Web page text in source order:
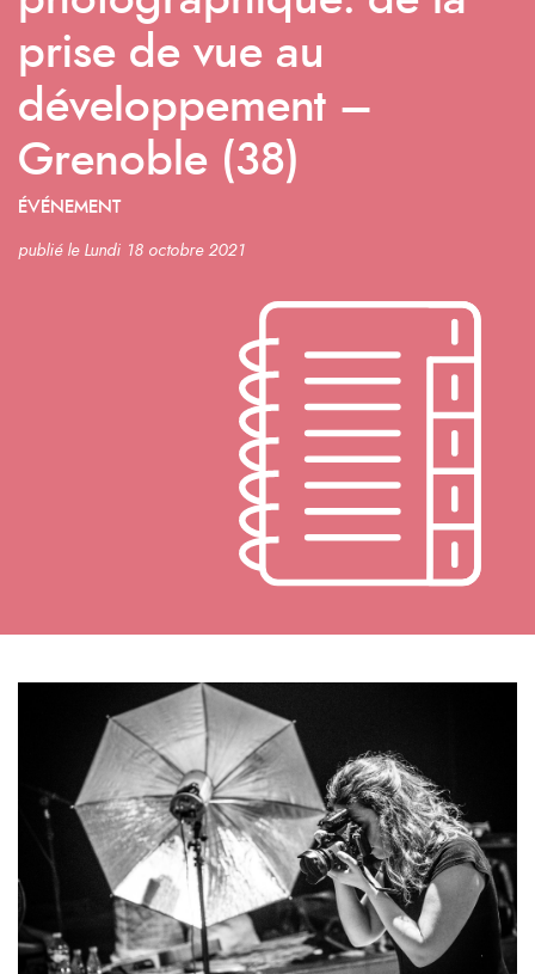
prise de vue au
développement –
Grenoble (38)
ÉVÉNEMENT
publié le Lundi 18 octobre 2021